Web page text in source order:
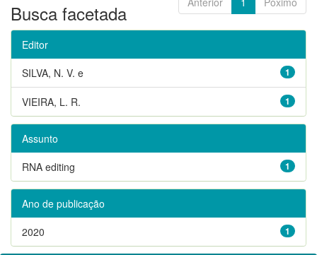
Busca facetada
Editor
1
SILVA, N. V. e
1
VIEIRA, L. R.
Assunto
1
RNA editing
Ano de publicação
1
2020